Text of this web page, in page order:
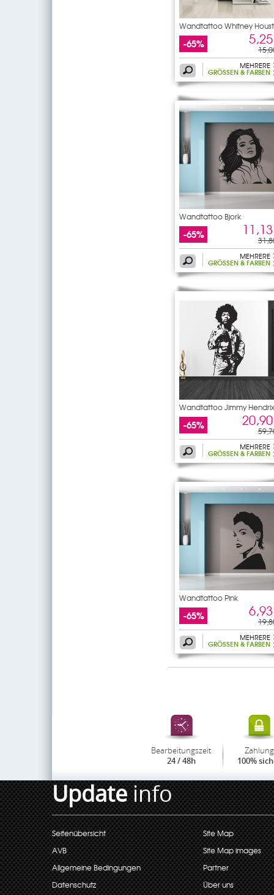
Wandtattoo Whitney
-65%
MEHRERE
GRÖSSEN & FARBEN
Wandtattoo Bjork
-65%
MEHRERE
GRÖSSEN & FARBEN
Wandtattoo Jimmy Hendrix
-65%
MEHRERE
GRÖSSEN & FARBEN
Wandtattoo Pink
-65%
MEHRERE
GRÖSSEN & FARBEN
Bearbeitungszeit
24 / 48h
Zahlung
100%
Updateinfo
Seitenübersicht
AVB
Allgemeine Bedingungen
Datenschutz
Site Map
Site Map images
Partner
Über uns